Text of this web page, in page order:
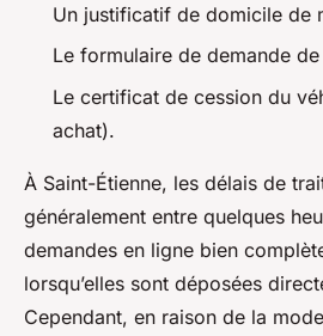
Un justificatif de domicile de
Le formulaire de demande
Le certificat de cession du
achat).
À Saint-Étienne, les délais de
généralement entre quelques
demandes en ligne bien
lorsqu’elles sont déposées
Cependant, en raison de la